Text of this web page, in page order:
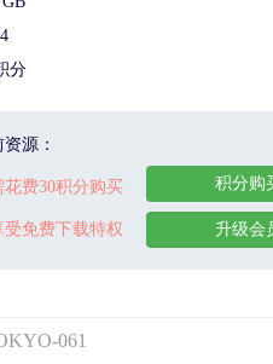
分
源：
花费30积分购买
受免费下载特权
积分购
升级会
061